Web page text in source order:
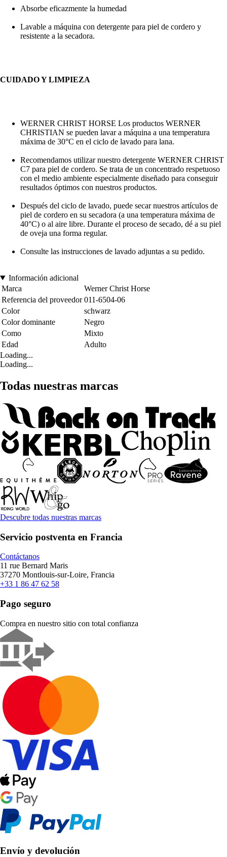
Absorbe eficazmente la humedad
Lavable a máquina con detergente para piel de cordero y
resistente a la secadora.
CUIDADO Y LIMPIEZA
WERNER CHRIST HORSE Los productos WERNER
CHRISTIAN se pueden lavar a máquina a una temperatura
máxima de 30°C en el ciclo de lavado para lana.
Recomendamos utilizar nuestro detergente WERNER CHRIST
C7 para piel de cordero. Se trata de un concentrado respetuoso
con el medio ambiente especialmente diseñado para conseguir
resultados óptimos con nuestros productos.
Después del ciclo de lavado, puede secar nuestros artículos de
piel de cordero en su secadora (a una temperatura máxima de
40°C) o al aire libre. Durante el proceso de secado, dé a su piel
de oveja una forma regular.
Consulte las instrucciones de lavado adjuntas a su pedido.
Información adicional
Marca
Werner Christ Horse
Referencia del proveedor 011-6504-06
Color
schwarz
Color dominante
Negro
Como
Mixto
Edad
Adulto
Loading...
Loading...
Todas nuestras marcas
Descubre todas nuestras marcas
Servicio postventa en Francia
Contáctanos
11 rue Bernard Maris
37270 Montlouis-sur-Loire, Francia
+33 1 86 47 62 58
Pago seguro
Compra en nuestro sitio con total confianza
Envío y devolución